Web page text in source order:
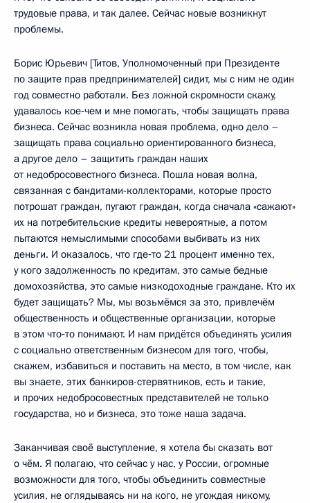
трудовые права, и так далее. Сейчас новые возникнут
проблемы.
Борис Юрьевич [Титов, Уполномоченный при Президенте
по защите прав предпринимателей] сидит, мы с ним не один
год совместно работали. Без ложной скромности скажу,
удавалось кое‑чем и мне помогать, чтобы защищать права
бизнеса. Сейчас возникла новая проблема, одно дело –
защищать права социально ориентированного бизнеса,
а другое дело – защитить граждан наших
от недобросовестного бизнеса. Пошла новая волна,
связанная с бандитами-коллекторами, которые просто
потрошат граждан, пугают граждан, когда сначала «сажают»
их на потребительские кредиты невероятные, а потом
пытаются немыслимыми способами выбивать из них
деньги. И оказалось, что где‑то 21 процент именно тех,
у кого задолженность по кредитам, это самые бедные
домохозяйства, это самые низкодоходные граждане. Кто их
будет защищать? Мы, мы возьмёмся за это, привлечём
общественность и общественные организации, которые
в этом что‑то понимают. И нам придётся объединять усилия
с социально ответственным бизнесом для того, чтобы,
скажем, избавиться и поставить на место, в том числе, как
вы знаете, этих банкиров-стервятников, есть и такие,
и прочих недобросовестных представителей не только
государства, но и бизнеса, это тоже наша задача.
Заканчивая своё выступление, я хотела бы сказать вот
о чём. Я полагаю, что сейчас у нас, у России, огромные
возможности для того, чтобы объединить совместные
усилия, не оглядываясь ни на кого, не угождая никому,